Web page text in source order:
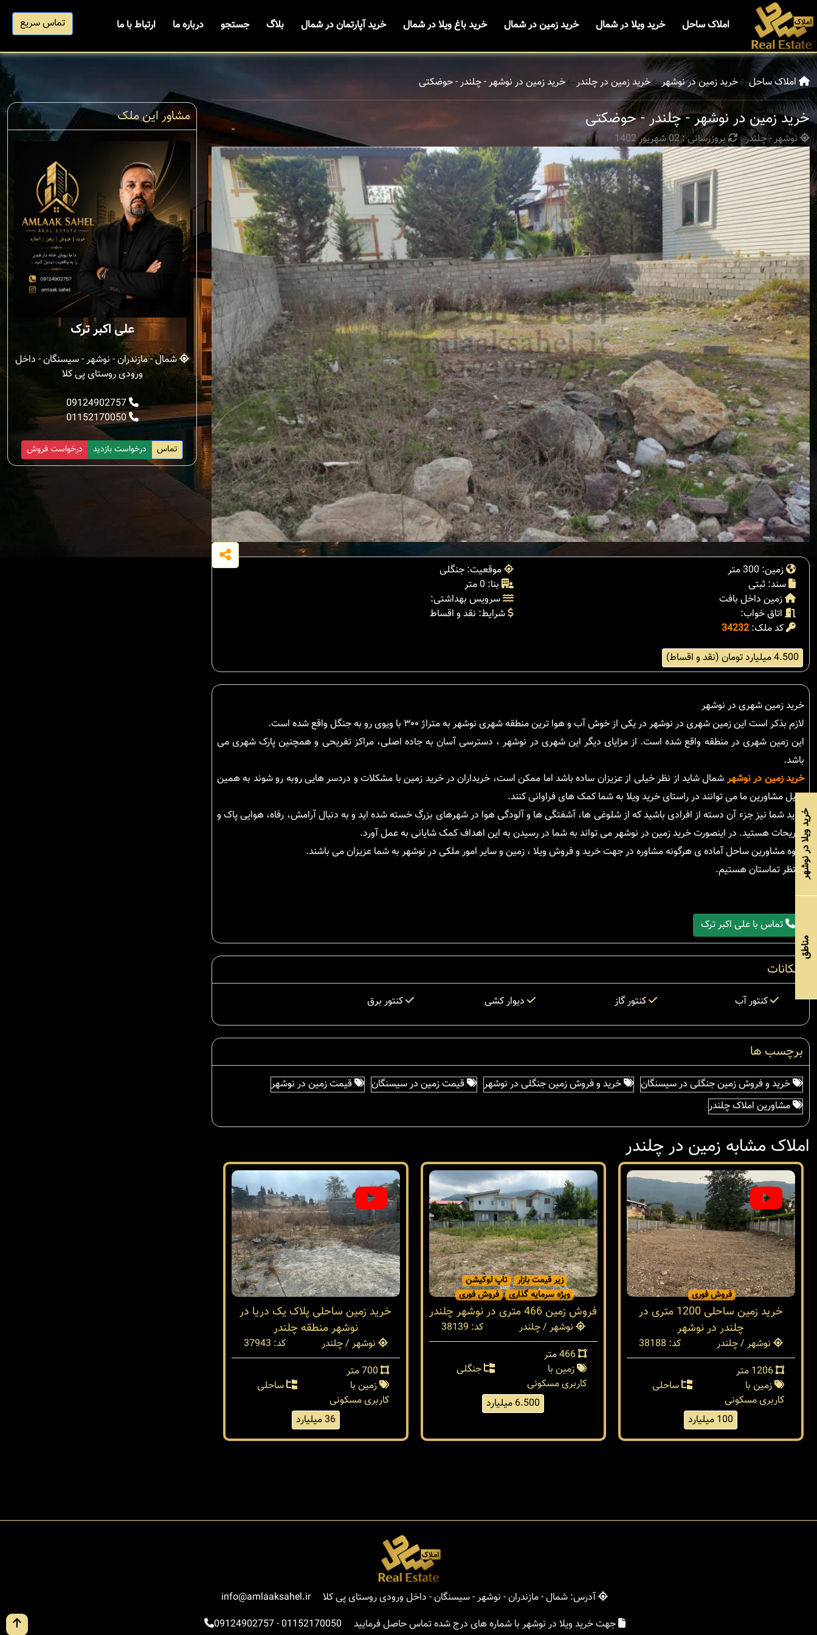
املاک ساحل خرید ویلا در شمال خرید زمین در شمال خرید باغ ویلا در شمال خرید آپارتمان در شمال بلاگ جستجو درباره ما ارتباط با ما تماس سریع
املاک ساحل خرید زمین در نوشهر خرید زمین در چلندر خرید زمین در نوشهر - چلندر - حوضکتی
خرید زمین در نوشهر - چلندر - حوضکتی
نوشهر - چلندر بروزرسانی : 02 شهریور 1402
زمین: 300 متر
موقعیت: جنگلی
سند: ثبتی
بنا: 0 متر
زمین داخل بافت
سرویس بهداشتی:
اتاق خواب:
شرایط: نقد و اقساط
کد ملک: 34232
4.500 میلیارد تومان (نقد و اقساط)
خرید زمین شهری در نوشهر
لازم بذکر است این زمین شهری در نوشهر در یکی از خوش آب و هوا ترین منطقه شهری نوشهر به متراژ ۳۰۰ با ویوی رو به جنگل واقع شده است.
این زمین شهری در منطقه واقع شده است. از مزایای دیگر این شهری در نوشهر ، دسترسی آسان به جاده اصلی، مراکز تفریحی و همچنین پارک شهری می
باشد.
خرید زمین در نوشهر شمال شاید از نظر خیلی از عزیزان ساده باشد اما ممکن است، خریداران در خرید زمین با مشکلات و دردسر هایی روبه رو شوند به همین
دلیل مشاورین ما می توانند در راستای خرید ویلا به شما کمک های فراوانی کنند.
شاید شما نیز جزء آن دسته از افرادی باشید که از شلوغی ها، آشفتگی ها و آلودگی هوا در شهرهای بزرگ خسته شده اید و به دنبال آرامش، رفاه، هوایی پاک و
تفریحات هستید. در اینصورت خرید زمین در نوشهر می تواند به شما در رسیدن به این اهداف کمک شایانی به عمل آورد.
گروه مشاورین ساحل آماده ی هرگونه مشاوره در جهت خرید و فروش ویلا ، زمین و سایر امور ملکی در نوشهر به شما عزیزان می باشند.
منتظر تماستان هستیم.
تماس با علی اکبر ترک
امکانات
کنتور آب کنتور گاز دیوار کشی کنتور برق
برچسب ها
خرید و فروش زمین جنگلی در سیسنگان خرید و فروش زمین جنگلی در نوشهر قیمت زمین در سیسنگان
قیمت زمین در نوشهر
مشاورین املاک چلندر
املاک مشابه زمین در چلندر
فروش فوری
خرید زمین ساحلی 1200 متری در
چلندر در نوشهر
نوشهر / چلندر
کد: 38188
زمین با
کاربری مسکونی
ساحلی
100 میلیارد
زیر قیمت بازار
تاپ لوکیشن
ویژه سرمایه گذاری
فروش فوری
فروش زمین 466 متری در نوشهر چلندر
نوشهر / چلندر
کد: 38139
466 متر
زمین با
کاربری مسکونی
جنگلی
6.500 میلیارد
خرید زمین ساحلی پلاک یک دریا در
نوشهر منطقه چلندر
نوشهر / چلندر
کد: 37943
زمین با
کاربری مسکونی
ساحلی
36 میلیارد
مشاور این ملک
علی اکبر ترک
شمال - مازندران - نوشهر - سیسنگان - داخل
ورودی روستای پی کلا
09124902757
01152170050
درخواست فروش درخواست بازدید تماس
آدرس: شمال - مازندران - نوشهر - سیسنگان - داخل ورودی روستای پی کلا
info@amlaaksahel.ir
جهت خرید ویلا در نوشهر با شماره های درج شده تماس حاصل فرمایید
01152170050
-
09124902757
خرید ویلا در نوشهر
مناطق